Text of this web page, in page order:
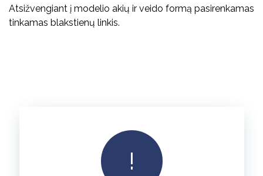
Atsižvengiant į modelio akių ir veido formą pasirenkamas
tinkamas blakstienų linkis.
!